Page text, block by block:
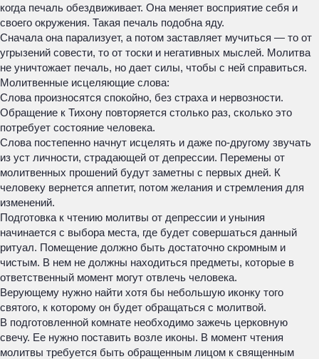
когда печаль обездвиживает. Она меняет восприятие себя и
своего окружения. Такая печаль подобна яду.
Сначала она парализует, а потом заставляет мучиться — то от
угрызений совести, то от тоски и негативных мыслей. Молитва
не уничтожает печаль, но дает силы, чтобы с ней справиться.
Молитвенные исцеляющие слова:
Слова произносятся спокойно, без страха и нервозности.
Обращение к Тихону повторяется столько раз, сколько это
потребует состояние человека.
Слова постепенно начнут исцелять и даже по-другому звучать
из уст личности, страдающей от депрессии. Перемены от
молитвенных прошений будут заметны с первых дней. К
человеку вернется аппетит, потом желания и стремления для
изменений.
Подготовка к чтению молитвы от депрессии и уныния
начинается с выбора места, где будет совершаться данный
ритуал. Помещение должно быть достаточно скромным и
чистым. В нем не должны находиться предметы, которые в
ответственный момент могут отвлечь человека.
Верующему нужно найти хотя бы небольшую иконку того
святого, к которому он будет обращаться с молитвой.
В подготовленной комнате необходимо зажечь церковную
свечу. Ее нужно поставить возле иконы. В момент чтения
молитвы требуется быть обращенным лицом к священным